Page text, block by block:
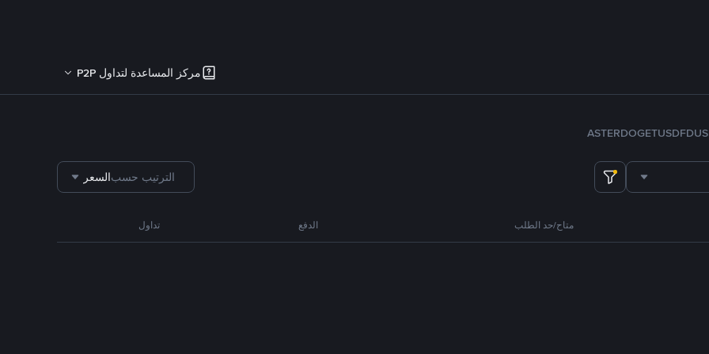
مركز المساعدة لتداول P2P
TUSD
DOGE
ASTER
الترتيب حسبالسعر
متاح/حد الطلب الدفع تداول